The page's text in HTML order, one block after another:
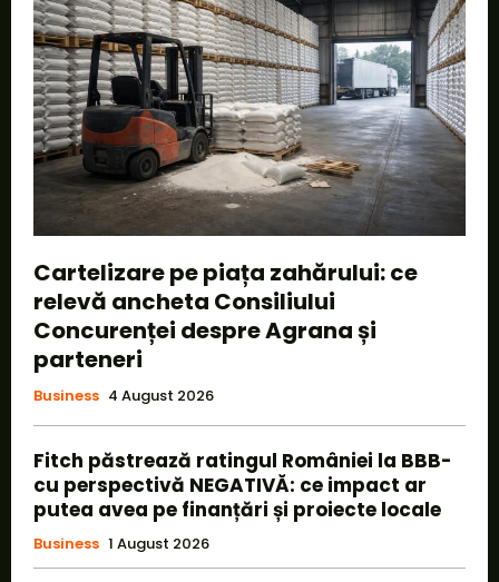
Cartelizare pe piața zahărului: ce
relevă ancheta Consiliului
Concurenței despre Agrana și
parteneri
Business 4 August 2026
Fitch păstrează ratingul României la BBB-
cu perspectivă NEGATIVĂ: ce impact ar
putea avea pe finanțări și proiecte locale
Business 1 August 2026